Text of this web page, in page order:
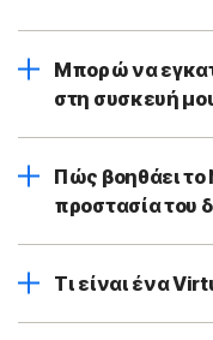
Μπορώ να
στη συσκευή
Πώς βοηθάει το
προστασία του
Τι είναι ένα